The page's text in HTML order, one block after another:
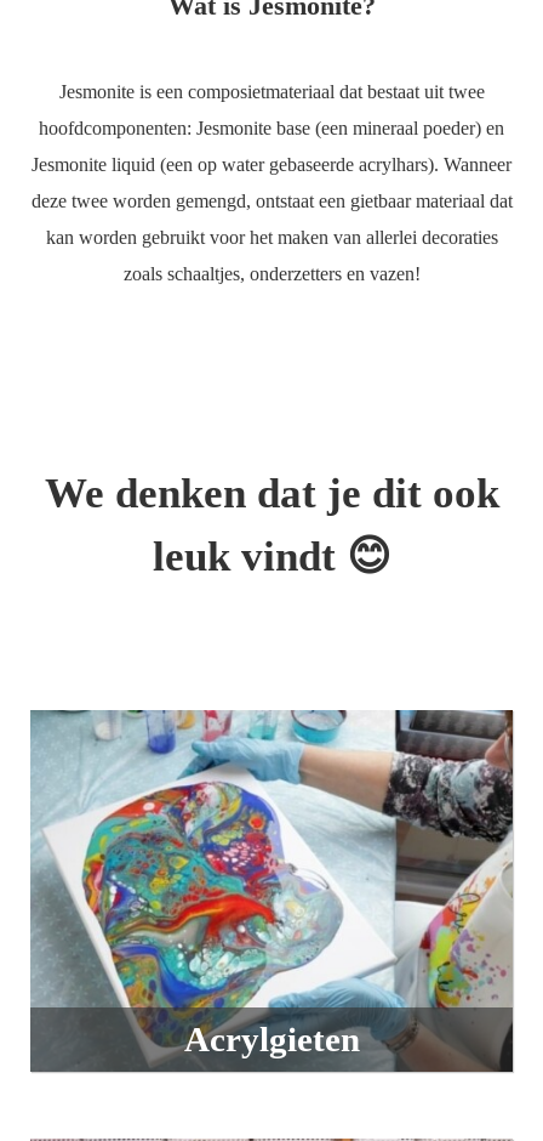
Jesmonite is een composietmateriaal dat bestaat uit twee
hoofdcomponenten: Jesmonite base (een mineraal poeder) en
Jesmonite liquid (een op water gebaseerde acrylhars). Wanneer
deze twee worden gemengd, ontstaat een gietbaar materiaal dat
kan worden gebruikt voor het maken van allerlei decoraties
zoals schaaltjes, onderzetters en vazen!
We denken dat je dit ook
leuk vindt 😊
Acrylgieten